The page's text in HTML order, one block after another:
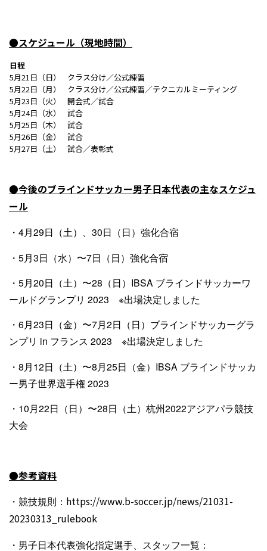
●スケジュール（現地時間）
日程
5月21日（日）
クラス分け／公式練習
5月22日（月）
クラス分け／公式練習／テクニカルミーティング
5月23日（火）
開会式／試合
5月24日（水）
試合
5月25日（木）
試合
5月26日（金）
試合
5月27日（土）
試合／表彰式
●今後のブラインドサッカー男子日本代表の主なスケジュ
ール
・4月29日（土）、30日（日）強化合宿
・5月3日（水）〜7日（日）強化合宿
・5月20日（土）〜28（日）IBSA ブラインドサッカーワ
ールドグランプリ 2023 ※出場決定しました
・6月23日（金）〜7月2日（日）ブラインドサッカーグラ
ンプリ in フランス 2023 ※出場決定しました
・8月12日（土）〜8月25日（金）IBSA ブラインドサッカ
ー男子世界選手権 2023
・10月22日（日）〜28日（土）杭州2022アジアパラ競技
大会
●参考資料
・競技規則： https://www.b-soccer.jp/news/21031-
20230313_rulebook
・男子日本代表強化指定選手、スタッフ一覧：